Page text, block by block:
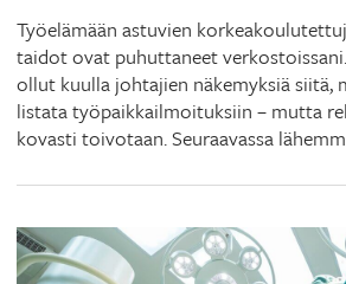
Työelämään astuvien
taidot ovat puhuttaneet
ollut kuulla johtajien näkemyksiä siitä,
listata työpaikkailmoituksiin – mutta
kovasti toivotaan. Seuraavassa